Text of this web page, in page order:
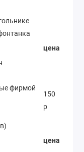
цена
фирмой
150
р
цена